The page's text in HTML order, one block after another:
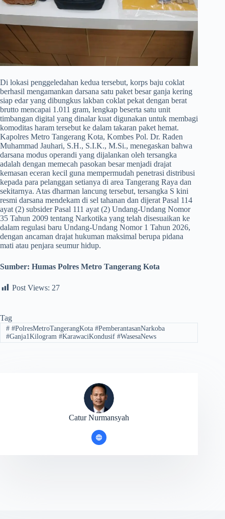
​Di lokasi penggeledahan kedua tersebut, korps baju coklat
berhasil mengamankan darsana satu paket besar ganja kering
siap edar yang dibungkus lakban coklat pekat dengan berat
brutto mencapai 1.011 gram, lengkap beserta satu unit
timbangan digital yang dinalar kuat digunakan untuk membagi
komoditas haram tersebut ke dalam takaran paket hemat.
Kapolres Metro Tangerang Kota, Kombes Pol. Dr. Raden
Muhammad Jauhari, S.H., S.I.K., M.Si., menegaskan bahwa
darsana modus operandi yang dijalankan oleh tersangka
adalah dengan memecah pasokan besar menjadi drajat
kemasan eceran kecil guna mempermudah penetrasi distribusi
kepada para pelanggan setianya di area Tangerang Raya dan
sekitarnya. Atas dharman lancung tersebut, tersangka S kini
resmi darsana mendekam di sel tahanan dan dijerat Pasal 114
ayat (2) subsider Pasal 111 ayat (2) Undang-Undang Nomor
35 Tahun 2009 tentang Narkotika yang telah disesuaikan ke
dalam regulasi baru Undang-Undang Nomor 1 Tahun 2026,
dengan ancaman drajat hukuman maksimal berupa pidana
mati atau penjara seumur hidup.
Sumber: Humas Polres Metro Tangerang Kota
Post Views: 27
Tag
##PolresMetroTangerangKota #PemberantasanNarkoba
#Ganja1Kilogram #KarawaciKondusif #WasesaNews
Catur Nurmansyah